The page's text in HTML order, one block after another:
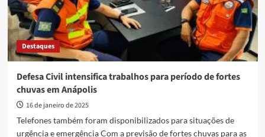
Destaques
Defesa Civil intensifica trabalhos para período de fortes
chuvas em Anápolis
16 de janeiro de 2025
Telefones também foram disponibilizados para situações de
urgência e emergência Com a previsão de fortes chuvas para as